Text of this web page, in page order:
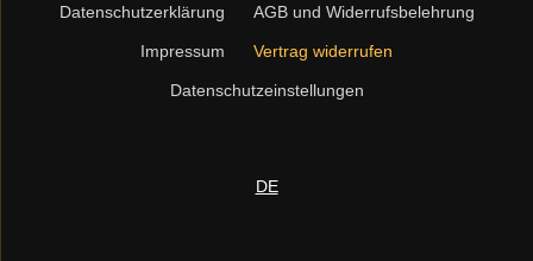
Navigation
Datenschutzerklärung AGB und Widerrufsbelehrung
Impressum Vertrag widerrufen
Datenschutzeinstellungen
DE